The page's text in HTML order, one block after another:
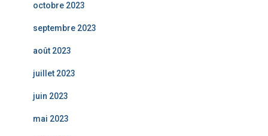
octobre 2023
septembre 2023
août 2023
juillet 2023
juin 2023
mai 2023